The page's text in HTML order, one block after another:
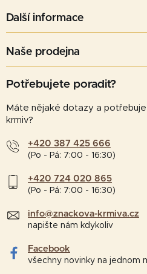
Další informace
Naše prodejna
Potřebujete poradit?
Máte nějaké dotazy a
krmiv?
+420 387 425 666
(Po - Pá: 7:00 - 16:30)
+420 724 020 865
(Po - Pá: 7:00 - 16:30)
info@znackova-krmiva.cz
napište nám kdykoliv
Facebook
všechny novinky na jednom